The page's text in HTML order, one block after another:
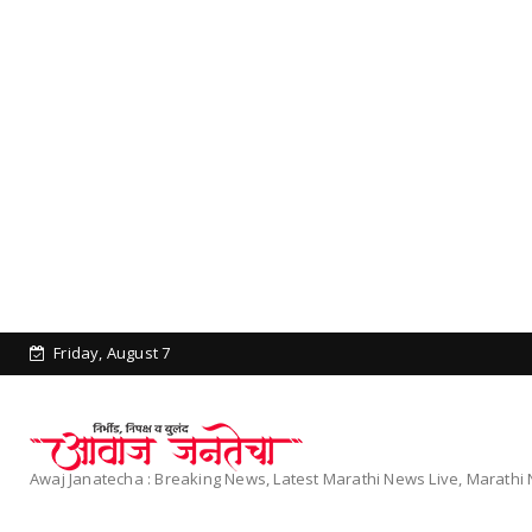
Friday, August 7
Awaj Janatecha : Breaking News, Latest Marathi News Live, Marathi